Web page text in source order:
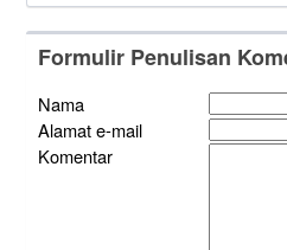
Formulir Penulisan
Nama
Alamat e-mail
Komentar